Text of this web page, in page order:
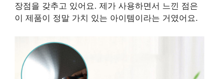
장점을 갖추고 있어요. 제가 사용하면서 느낀 점은
이 제품이 정말 가치 있는 아이템이라는 거였어요.